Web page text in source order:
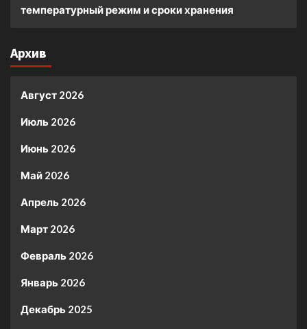
температурный режим и сроки хранения
Архив
Август 2026
Июль 2026
Июнь 2026
Май 2026
Апрель 2026
Март 2026
Февраль 2026
Январь 2026
Декабрь 2025